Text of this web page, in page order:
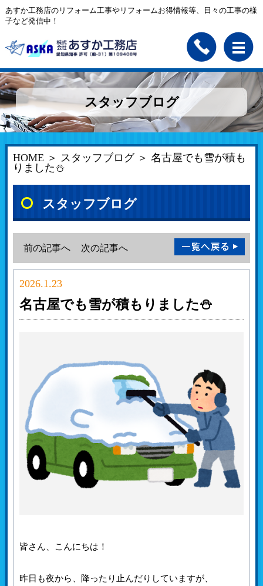
あすか工務店のリフォーム工事やリフォームお得情報等、日々の工事の様
子など発信中！
スタッフブログ
HOME ＞ スタッフブログ＞ 名古屋でも雪が積も
りました⛄
スタッフブログ
前の記事へ 次の記事へ
2026.1.23
名古屋でも雪が積もりました⛄
皆さん、こんにちは！
昨日も夜から、降ったり止んだりしていますが、